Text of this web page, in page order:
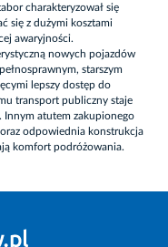
charakteryzował się
się z dużymi kosztami
awaryjności.
nowych pojazdów
starszym
lepszy dostęp do
transport publiczny staje
Innym atutem zakupionego
odpowiednia konstrukcja
komfort podróżowania.